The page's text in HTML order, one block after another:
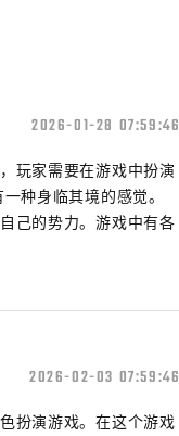
2026-01-28 07:59:46
玩家需要在游戏中扮演
种身临其境的感觉。
己的势力。游戏中有各
2026-02-03 07:59:46
扮演游戏。在这个游戏